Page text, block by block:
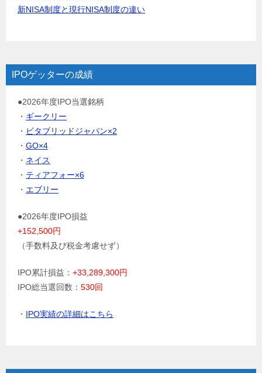
新NISA制度と現行NISA制度の違い
IPOゲッターの成績
●2026年度IPO当選銘柄
・ ギークリー
・ ビタブリッドジャパン×2
・ GO×4
・ ネイス
・ ティアフォー×6
・ エブリー
●2026年度IPO損益
+152,500円
（手数料及び税金考慮せず）
IPO累計損益： +33,289,300円
IPO総当選回数： 530回
・ IPO実績の詳細はこちら